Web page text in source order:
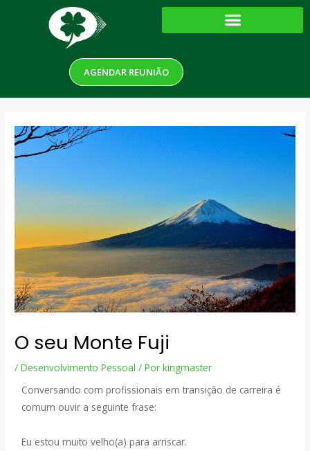
AGENDAR REUNIÃO
O seu Monte Fuji
/Desenvolvimento Pessoal / Porkingmaster
Conversando com profissionais em transição de carreira é
comum ouvir a seguinte frase:
Eu estou muito velho(a) para arriscar.